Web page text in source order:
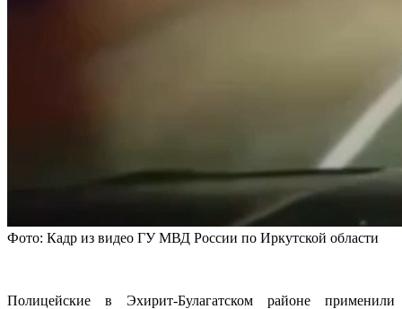
Фото: Кадр из видео ГУ МВД России по Иркутской области
Полицейские в Эхирит-Булагатском районе применили